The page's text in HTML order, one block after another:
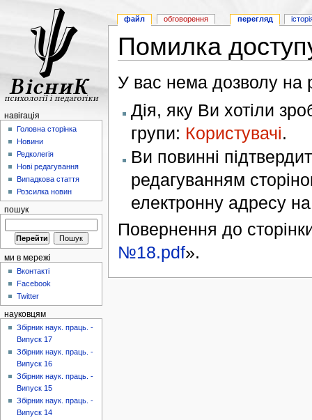
Помилка
У вас нема дозволу на
Дія, яку Ви хотіли
групи: Користувачі.
Ви повинні
редагуванням
електронну адресу
Повернення до
№18.pdf».
файл обговорення перегляд
навігація
Головна сторінка
Новини
Редколегія
Нові редагування
Випадкова стаття
Розсилка новин
пошук
ми в мережі
Вконтакті
Facebook
Twitter
науковцям
Збірник наук. праць. -
Випуск 17
Збірник наук. праць. -
Випуск 16
Збірник наук. праць. -
Випуск 15
Збірник наук. праць. -
Випуск 14